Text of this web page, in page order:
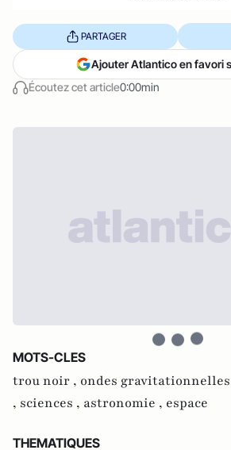
Écoutez cet article0:00min
PARTAGER
Ajouter Atlantico en favori
MOTS-CLES
trou noir , ondes
, sciences , astronomie , espace
THEMATIQUES